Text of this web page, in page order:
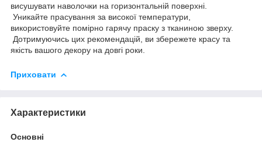
висушувати наволочки на горизонтальній поверхні.
Уникайте прасування за високої температури,
використовуйте помірно гарячу праску з тканиною зверху.
Дотримуючись цих рекомендацій, ви збережете красу та
якість вашого декору на довгі роки.
Приховати
Характеристики
Основні